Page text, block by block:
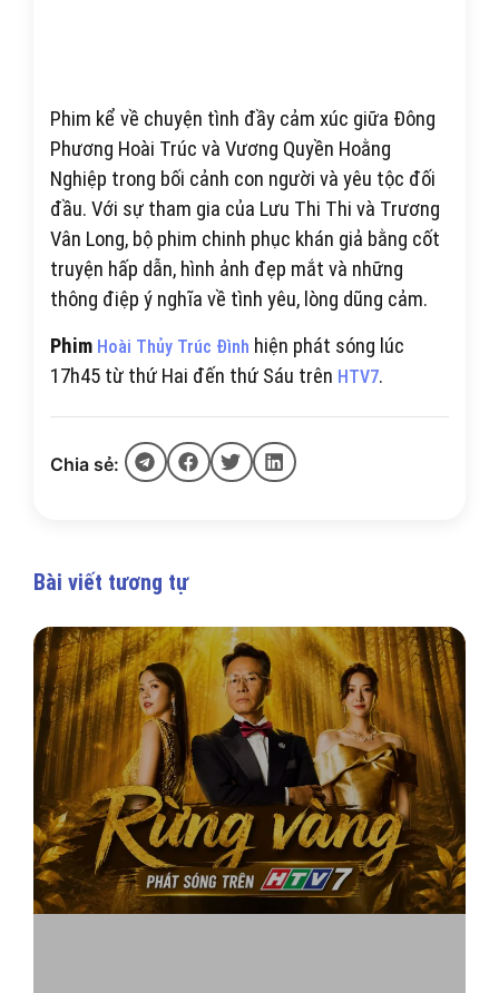
Phim kể về chuyện tình đầy cảm xúc giữa Đông
Phương Hoài Trúc và Vương Quyền Hoằng
Nghiệp trong bối cảnh con người và yêu tộc đối
đầu. Với sự tham gia của Lưu Thi Thi và Trương
Vân Long, bộ phim chinh phục khán giả bằng cốt
truyện hấp dẫn, hình ảnh đẹp mắt và những
thông điệp ý nghĩa về tình yêu, lòng dũng cảm.
Phim Hoài Thủy Trúc Đình hiện phát sóng lúc
17h45 từ thứ Hai đến thứ Sáu trên HTV7.
Chia sẻ:
Bài viết tương tự